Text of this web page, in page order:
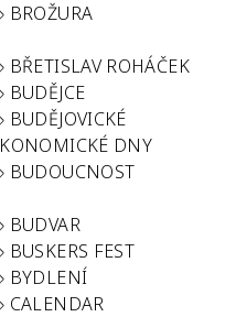
BROŽURA
BŘETISLAV ROHÁČEK
BUDĚJCE
BUDĚJOVICKÉ
DNY
BUDOUCNOST
BUDVAR
BUSKERS FEST
BYDLENÍ
CALENDAR